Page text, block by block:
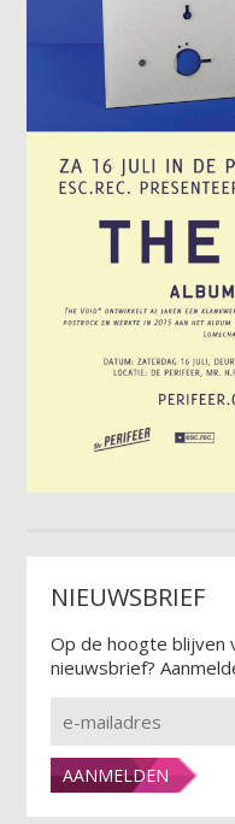
NIEUWSBRIEF
Op de hoogte blijven
nieuwsbrief?